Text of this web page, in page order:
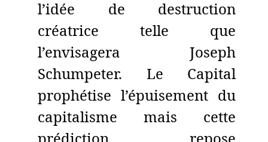
l’idée de destruction
créatrice telle que
l’envisagera Joseph
Schumpeter. Le Capital
prophétise l’épuisement du
capitalisme mais cette